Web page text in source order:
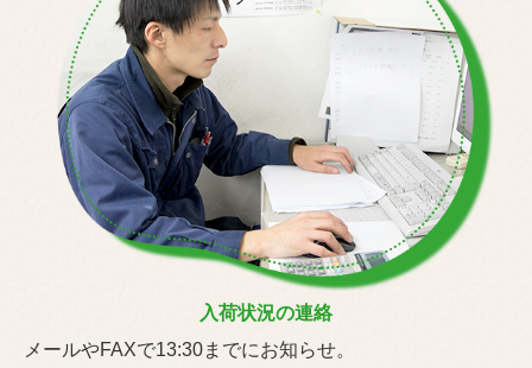
入荷状況の連絡
メールやFAXで13:30までにお知らせ。